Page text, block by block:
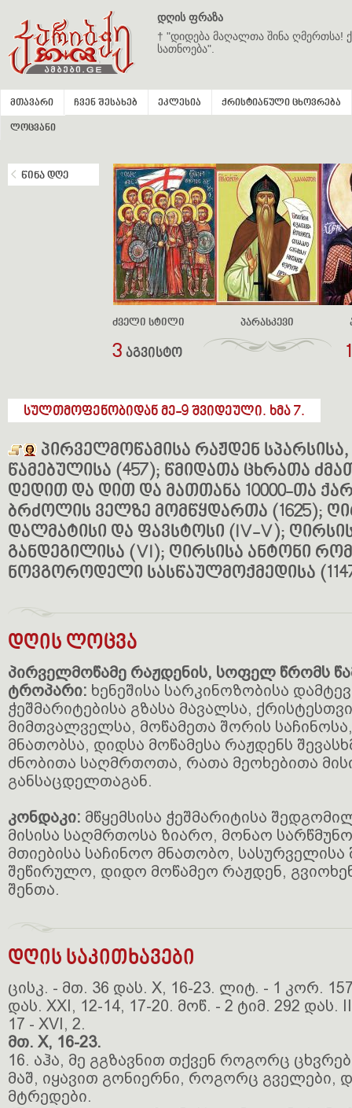
დღის ფრაზა
† "დიდება მაღალთა შინა ღმერთსა!
სათნოება".
მთავარი ჩვენ შესახებ ეკლესია ქრისტიანული ცხოვრება
ლოცვანი
წინა დღე
ძველი სტილი
3 აგვისტო
პარასკევი
სულთმოფენობიდან მე-9 შვიდეული. ხმა 7.
პირველმოწამისა რაჟდენ
წამებულისა (457); წმიდათა ცხრათა
დედით და დით და მათთანა 10000-თა
ბრძოლის ველზე მომწყდართა (1625);
დალმატისი და ფავსტოსი (IV-V);
განდეგილისა (VI); ღირსისა ანტონი
ნოვგოროდელი სასწაულმოქმედისა
დღის ლოცვა
პირველმოწამე რაჟდენის, სოფელ წრომს
ტროპარი: ხენეშისა სარკინოზობისა
ჭეშმარიტებისა გზასა მავალსა,
მიმთვალველსა, მოწამეთა შორის
მნათობსა, დიდსა მოწამესა რაჟდენს
ძნობითა საღმრთოთა, რათა მეოხებითა
განსაცდელთაგან.
კონდაკი: მწყემსისა ჭეშმარიტისა
მისისა საღმრთოსა ზიარო, მონაო
მთიებისა საჩინოო მნათობო, სასურველისა
შეწირულო, დიდო მოწამეო რაჟდენ,
შენთა.
დღის საკითხავები
ცისკ. - მთ. 36 დას. X, 16-23. ლიტ. - 1 კორ.
დას. XXI, 12-14, 17-20. მოწ. - 2 ტიმ. 292 დას.
17 - XVI, 2.
მთ. X, 16-23.
16. აჰა, მე გგზავნით თქვენ როგორც
მაშ, იყავით გონიერნი, როგორც გველები,
მტრედები.